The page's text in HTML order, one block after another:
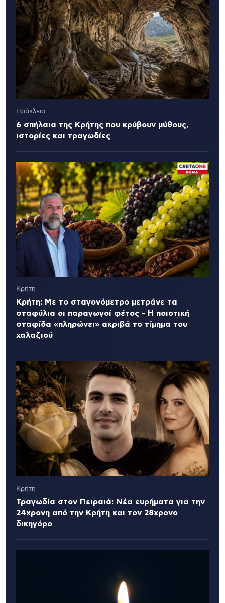
Ηράκλειο
6 σπήλαια της Κρήτης που κρύβουν μύθους,
ιστορίες και τραγωδίες
Κρήτη
Κρήτη: Με το σταγονόμετρο μετράνε τα
σταφύλια οι παραγωγοί φέτος - Η ποιοτική
σταφίδα «πληρώνει» ακριβά το τίμημα του
χαλαζιού
Κρήτη
Τραγωδία στον Πειραιά: Νέα ευρήματα για την
24χρονη από την Κρήτη και τον 28χρονο
δικηγόρο